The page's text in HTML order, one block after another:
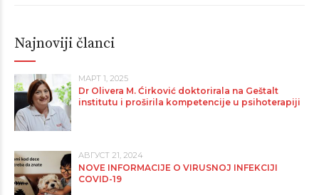
Najnoviji članci
МАРТ 1, 2025
Dr Olivera M. Ćirković doktorirala na Geštalt
institutu i proširila kompetencije u psihoterapiji
АВГУСТ 21, 2024
NOVE INFORMACIJE O VIRUSNOJ INFEKCIJI
COVID-19